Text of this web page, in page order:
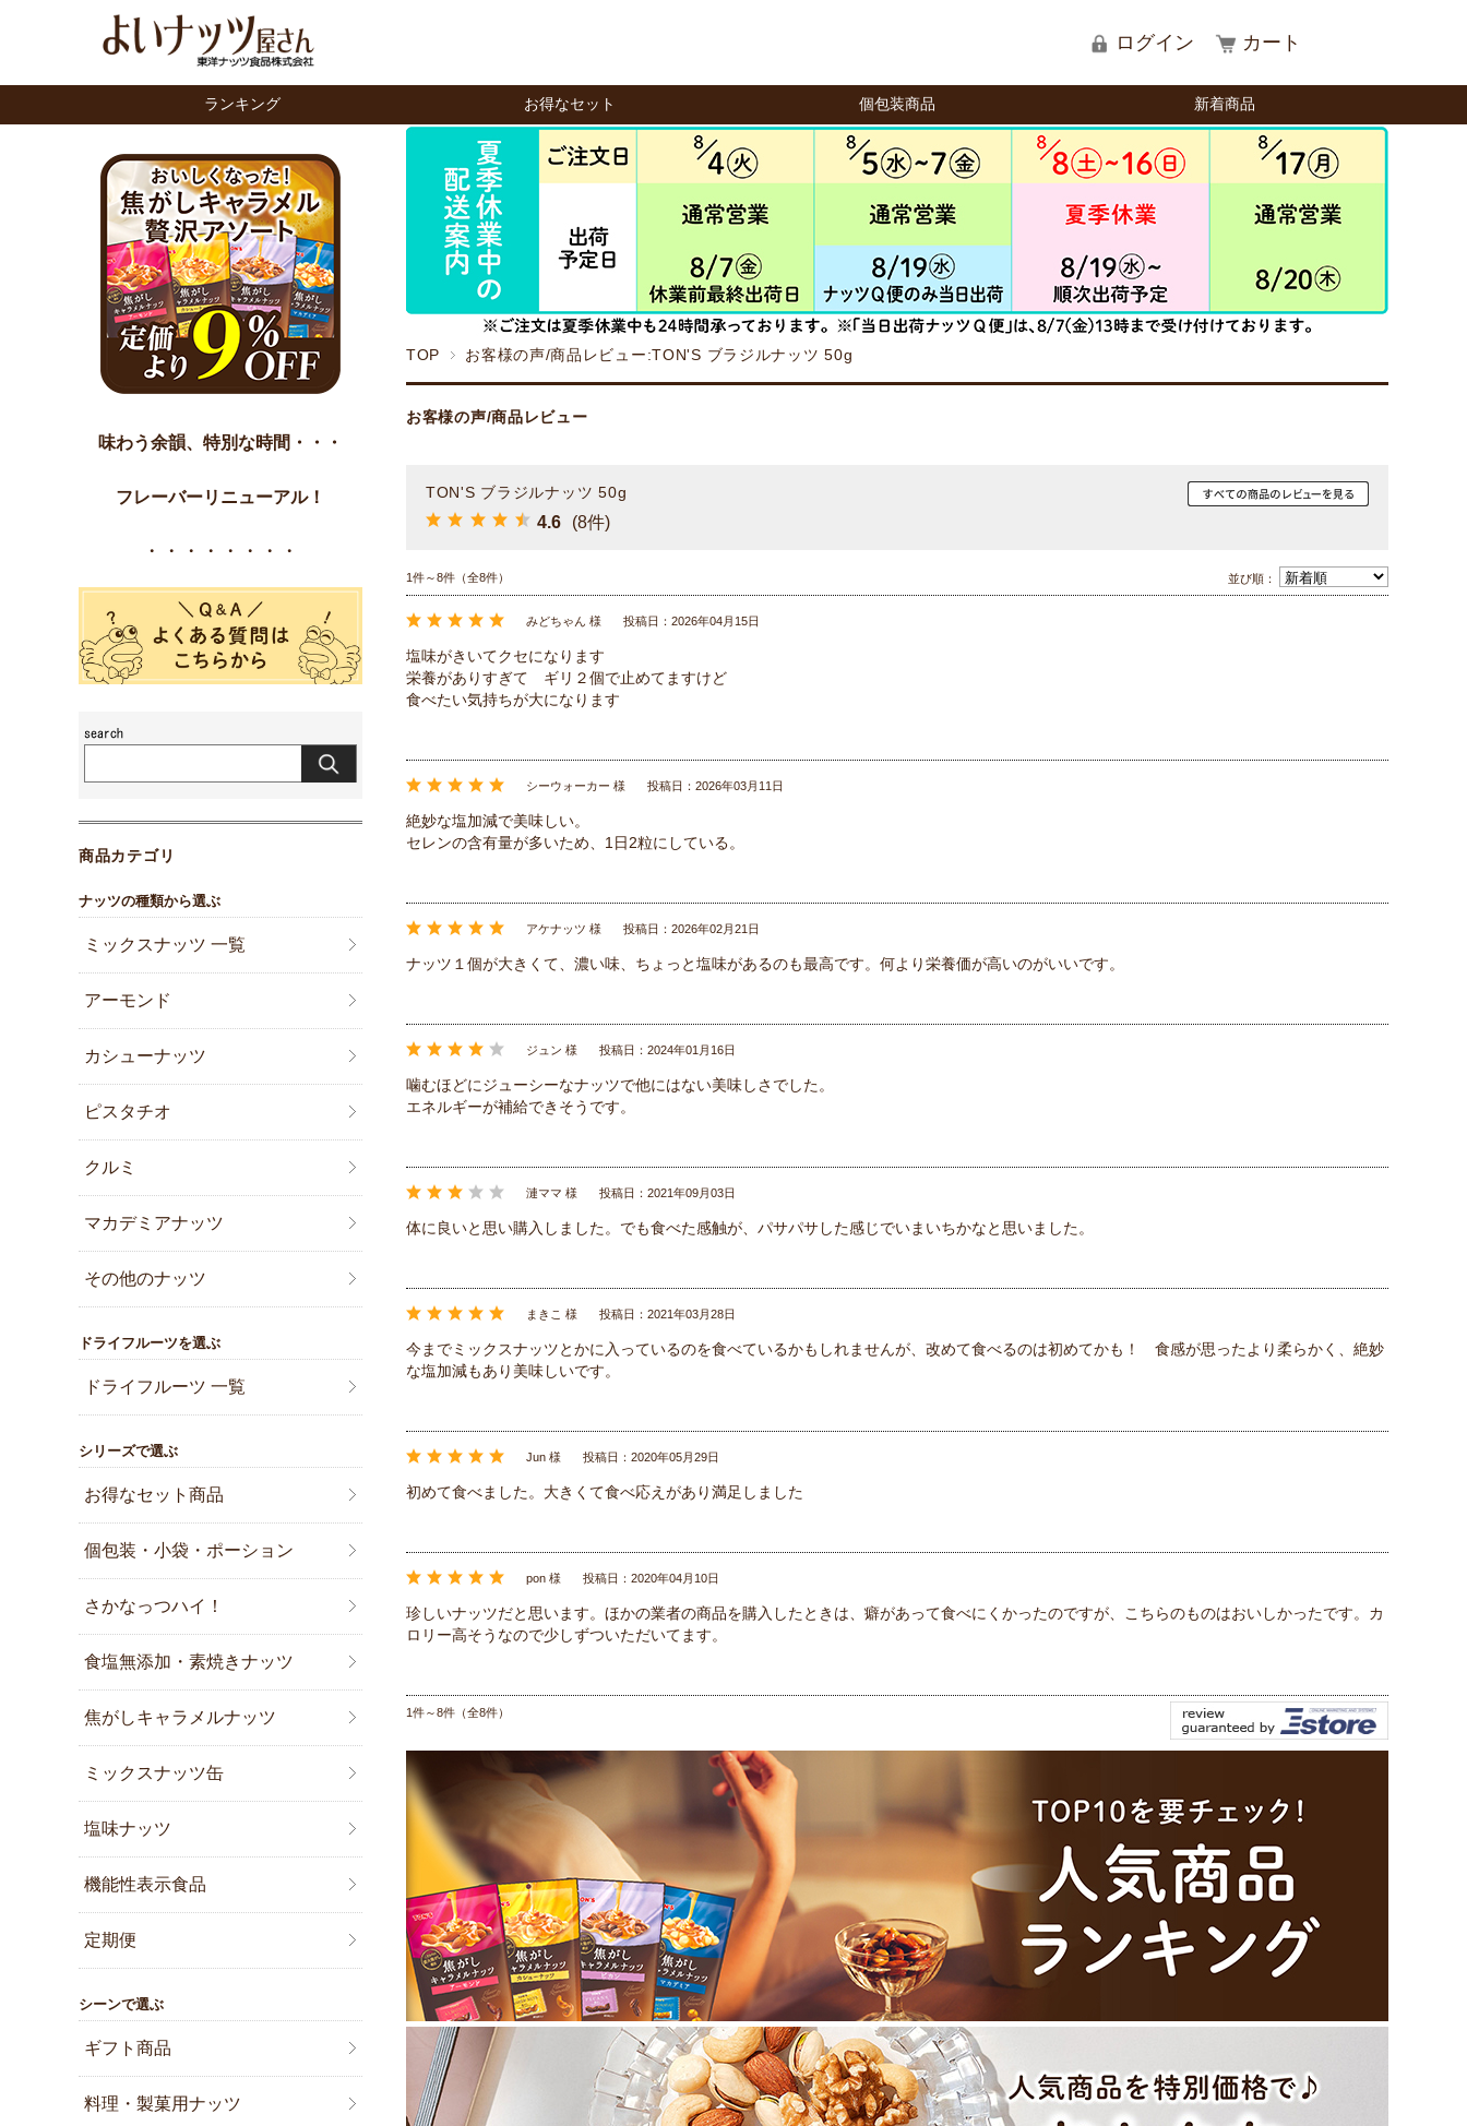
ログイン カート
ランキング お得なセット 個包装商品 新着商品
TOP お客様の声/商品レビュー:TON'S ブラジルナッツ 50g
お客様の声/商品レビュー
TON'S ブラジルナッツ 50g
4.6 (8件)
1件～8件（全8件） 並び順：
みどちゃん 様 投稿日：2026年04月15日
塩味がきいてクセになります
栄養がありすぎて ギリ２個で止めてますけど
食べたい気持ちが大になります
シーウォーカー 様 投稿日：2026年03月11日
絶妙な塩加減で美味しい。
セレンの含有量が多いため、1日2粒にしている。
アケナッツ 様 投稿日：2026年02月21日
ナッツ１個が大きくて、濃い味、ちょっと塩味があるのも最高です。何より栄養価が高いのがいいです。
ジュン 様 投稿日：2024年01月16日
噛むほどにジューシーなナッツで他にはない美味しさでした。
エネルギーが補給できそうです。
漣ママ 様 投稿日：2021年09月03日
体に良いと思い購入しました。でも食べた感触が、パサパサした感じでいまいちかなと思いました。
まきこ 様 投稿日：2021年03月28日
今までミックスナッツとかに入っているのを食べているかもしれませんが、改めて食べるのは初めてかも！ 食感が思ったより柔らかく、絶妙
な塩加減もあり美味しいです。
Jun 様 投稿日：2020年05月29日
初めて食べました。大きくて食べ応えがあり満足しました
pon 様 投稿日：2020年04月10日
珍しいナッツだと思います。ほかの業者の商品を購入したときは、癖があって食べにくかったのですが、こちらのものはおいしかったです。カ
ロリー高そうなので少しずついただいてます。
1件～8件（全8件）
味わう余韻、特別な時間・・・
フレーバーリニューアル！
・・・・・・・・
商品カテゴリ
ナッツの種類から選ぶ
ミックスナッツ 一覧
アーモンド
カシューナッツ
ピスタチオ
クルミ
マカデミアナッツ
その他のナッツ
ドライフルーツを選ぶ
ドライフルーツ 一覧
シリーズで選ぶ
お得なセット商品
個包装・小袋・ポーション
さかなっつハイ！
食塩無添加・素焼きナッツ
焦がしキャラメルナッツ
ミックスナッツ缶
塩味ナッツ
機能性表示食品
定期便
シーンで選ぶ
ギフト商品
料理・製菓用ナッツ